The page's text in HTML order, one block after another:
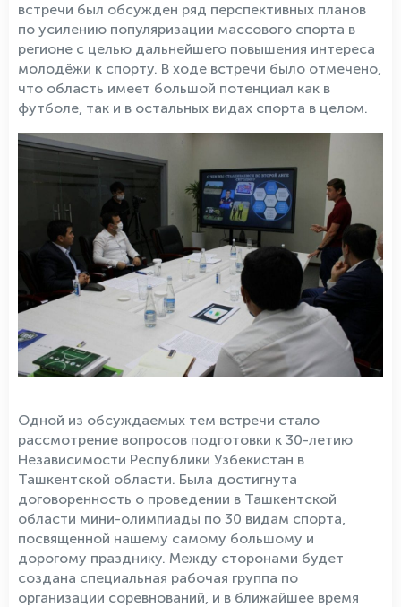
встречи был обсужден ряд перспективных планов
по усилению популяризации массового спорта в
регионе с целью дальнейшего повышения интереса
молодёжи к спорту. В ходе встречи было отмечено,
что область имеет большой потенциал как в
футболе, так и в остальных видах спорта в целом.
Одной из обсуждаемых тем встречи стало
рассмотрение вопросов подготовки к 30-летию
Независимости Республики Узбекистан в
Ташкентской области. Была достигнута
договоренность о проведении в Ташкентской
области мини-олимпиады по 30 видам спорта,
посвященной нашему самому большому и
дорогому празднику. Между сторонами будет
создана специальная рабочая группа по
организации соревнований, и в ближайшее время